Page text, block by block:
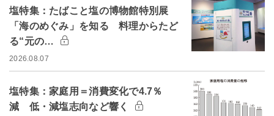
塩特集：たばこと塩の博物館特別展
「海のめぐみ」を知る 料理からたど
る“元の…
2026.08.07
塩特集：家庭用＝消費変化で4.7％
減 低・減塩志向など響く